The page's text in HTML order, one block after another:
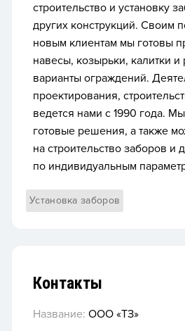
строительство и установку
других конструкций. Своим
новым клиентам мы готовы
навесы, козырьки, калитки
варианты ограждений.
проектирования,
ведется нами с 1990 года.
готовые решения, а также
на строительство заборов и
по индивидуальным
Установка заборов
Контакты
Название: ООО «ТЗ»